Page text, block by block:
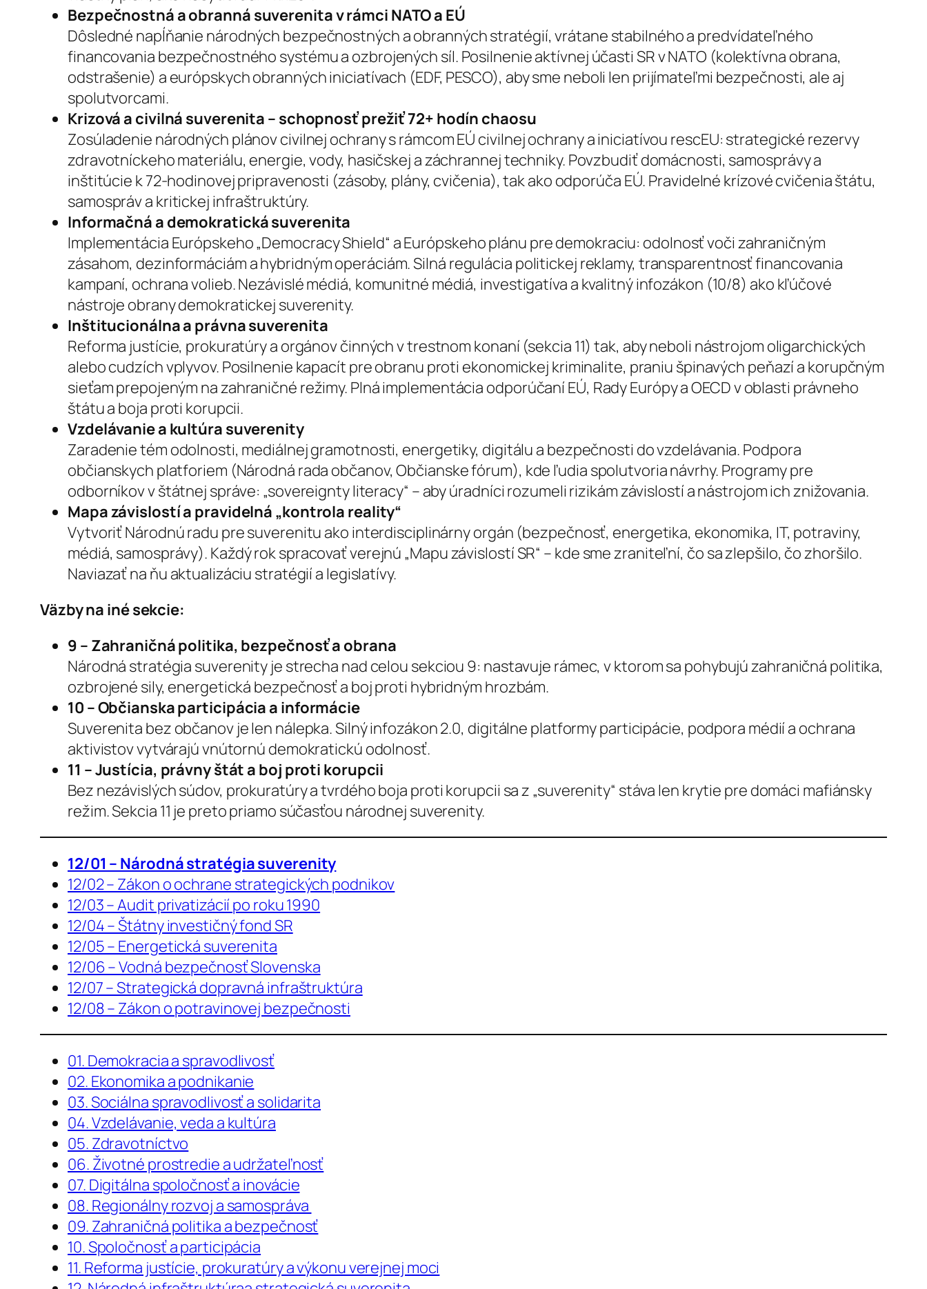
Bezpečnostná a obranná suverenita v rámci NATO a EÚ
Dôsledné napĺňanie národných bezpečnostných a obranných stratégií, vrátane stabilného a predvídateľného
financovania bezpečnostného systému a ozbrojených síl. Posilnenie aktívnej účasti SR v NATO (kolektívna obrana,
odstrašenie) a európskych obranných iniciatívach (EDF, PESCO), aby sme neboli len prijímateľmi bezpečnosti, ale aj
spolutvorcami.
Krizová a civilná suverenita – schopnosť prežiť 72+ hodín chaosu
Zosúladenie národných plánov civilnej ochrany s rámcom EÚ civilnej ochrany a iniciatívou rescEU: strategické rezervy
zdravotníckeho materiálu, energie, vody, hasičskej a záchrannej techniky. Povzbudiť domácnosti, samosprávy a
inštitúcie k 72-hodinovej pripravenosti (zásoby, plány, cvičenia), tak ako odporúča EÚ. Pravidelné krízové cvičenia štátu,
samospráv a kritickej infraštruktúry.
Informačná a demokratická suverenita
Implementácia Európskeho „Democracy Shield“ a Európskeho plánu pre demokraciu: odolnosť voči zahraničným
zásahom, dezinformáciám a hybridným operáciám. Silná regulácia politickej reklamy, transparentnosť financovania
kampaní, ochrana volieb. Nezávislé médiá, komunitné médiá, investigatíva a kvalitný infozákon (10/8) ako kľúčové
nástroje obrany demokratickej suverenity.
Inštitucionálna a právna suverenita
Reforma justície, prokuratúry a orgánov činných v trestnom konaní (sekcia 11) tak, aby neboli nástrojom oligarchických
alebo cudzích vplyvov. Posilnenie kapacít pre obranu proti ekonomickej kriminalite, praniu špinavých peňazí a korupčným
sieťam prepojeným na zahraničné režimy. Plná implementácia odporúčaní EÚ, Rady Európy a OECD v oblasti právneho
štátu a boja proti korupcii.
Vzdelávanie a kultúra suverenity
Zaradenie tém odolnosti, mediálnej gramotnosti, energetiky, digitálu a bezpečnosti do vzdelávania. Podpora
občianskych platforiem (Národná rada občanov, Občianske fórum), kde ľudia spolutvoria návrhy. Programy pre
odborníkov v štátnej správe: „sovereignty literacy“ – aby úradníci rozumeli rizikám závislostí a nástrojom ich znižovania.
Mapa závislostí a pravidelná „kontrola reality“
Vytvoriť Národnú radu pre suverenitu ako interdisciplinárny orgán (bezpečnosť, energetika, ekonomika, IT, potraviny,
médiá, samosprávy). Každý rok spracovať verejnú „Mapu závislostí SR“ – kde sme zraniteľní, čo sa zlepšilo, čo zhoršilo.
Naviazať na ňu aktualizáciu stratégií a legislatívy.
Väzby na iné sekcie:
9 – Zahraničná politika, bezpečnosť a obrana
Národná stratégia suverenity je strecha nad celou sekciou 9: nastavuje rámec, v ktorom sa pohybujú zahraničná politika,
ozbrojené sily, energetická bezpečnosť a boj proti hybridným hrozbám.
10 – Občianska participácia a informácie
Suverenita bez občanov je len nálepka. Silný infozákon 2.0, digitálne platformy participácie, podpora médií a ochrana
aktivistov vytvárajú vnútornú demokratickú odolnosť.
11 – Justícia, právny štát a boj proti korupcii
Bez nezávislých súdov, prokuratúry a tvrdého boja proti korupcii sa z „suverenity“ stáva len krytie pre domáci mafiánsky
režim. Sekcia 11 je preto priamo súčasťou národnej suverenity.
12/01 – Národná stratégia suverenity
12/02 – Zákon o ochrane strategických podnikov
12/03 – Audit privatizácií po roku 1990
12/04 – Štátny investičný fond SR
12/05 – Energetická suverenita
12/06 – Vodná bezpečnosť Slovenska
12/07 – Strategická dopravná infraštruktúra
12/08 – Zákon o potravinovej bezpečnosti
01. Demokracia a spravodlivosť
02. Ekonomika a podnikanie
03. Sociálna spravodlivosť a solidarita
04. Vzdelávanie, veda a kultúra
05. Zdravotníctvo
06. Životné prostredie a udržateľnosť
07. Digitálna spoločnosť a inovácie
08. Regionálny rozvoj a samospráva
09. Zahraničná politika a bezpečnosť
10. Spoločnosť a participácia
11. Reforma justície, prokuratúry a výkonu verejnej moci